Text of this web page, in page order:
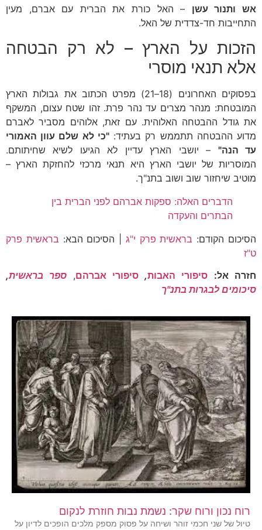
אש ותנור עשן – האל כורת את הברית עם אברם, מעין
התחייבות חד-צדדית של האל.
הזכות על הארץ – לא רק הבטחה
אלא תנאי מוסרי
בפסוקים האחרונים (18–21) מפרט הכתוב את גבולות הארץ
המובטחת: מנהר מצרים עד נהר פרת. זהו שטח עצום, המשקף
את גודל ההבטחה האלוהית. עם זאת, אלוהים מסביר לאברם
מדוע ההבטחה תתממש רק בעתיד:"כי לא שלם עוון האמורי
עד הנה" – יושבי הארץ עדיין לא הגיעו לשיא שחיתותם.
המוסריות של יושבי הארץ היא תנאי מרכזי להחזקת הארץ –
מוטיב שיחזור שוב ושוב בתנ"ך.
הדברים האלה: ספקות אברהם לפני הברית בין
הבתרים והעקדה
הסיכום הקודם: בראשית פרק י"ג | הסיכום הבא: בראשית פרק
ט"ז
חזרה אל: סיפורי האבות, סיפורי אברהם, ספר בראשית,
סיכומים לבגרות בתנ"ך
רוח נכון ורוח שקר: נשמת נבות חוזרת לנקום
טיול של שני חכמי זוהר ושיחה על פסוק מספק מלכים הופכים לדיון על